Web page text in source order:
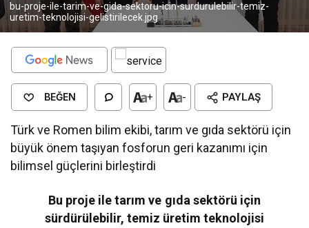
bu-proje-ile-tarim-ve-gida-sektoru-icin-surdurulebilir-temiz-
uretim-teknolojisi-gelistirilecek.jpg
BEĞEN + - PAYLAŞ
Türk ve Romen bilim ekibi, tarım ve gıda sektörü için
büyük önem taşıyan fosforun geri kazanımı için
bilimsel güçlerini birleştirdi
Bu proje ile tarım ve gıda sektörü için
sürdürülebilir, temiz üretim teknolojisi